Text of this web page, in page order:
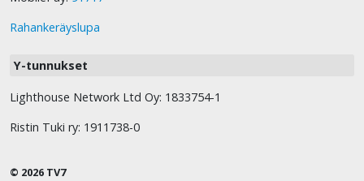
Rahankeräyslupa
Y-tunnukset
Lighthouse Network Ltd Oy: 1833754-1
Ristin Tuki ry: 1911738-0
© 2026 TV7